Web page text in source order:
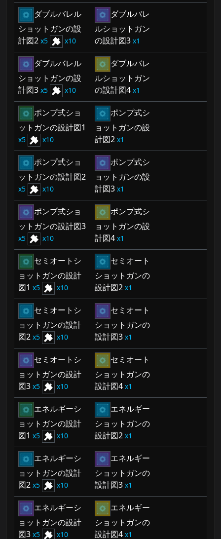
ダブルバレル
ショットガンの設
計図2 5 10
ダブルバレ
ルショットガン
の設計図3
1
ダブルバレル
ショットガンの設
計図3 5 10
ダブルバレ
ルショットガン
の設計図4
1
ポンプ式ショ
ットガンの設計図1
5 10
ポンプ式シ
ョットガンの設
計図2
1
ポンプ式ショ
ットガンの設計図2
5 10
ポンプ式シ
ョットガンの設
計図3
1
ポンプ式ショ
ットガンの設計図3
5 10
ポンプ式シ
ョットガンの設
計図4
1
セミオートシ
ョットガンの設計
図1
5 10
セミオート
ショットガンの
設計図2
1
セミオートシ
ョットガンの設計
図2 5 10
セミオート
ショットガンの
設計図3
1
セミオートシ
ョットガンの設計
図3 5 10
セミオート
ショットガンの
設計図4
1
エネルギーシ
ョットガンの設計
図1
5 10
エネルギー
ショットガンの
設計図2
1
エネルギーシ
ョットガンの設計
図2 5 10
エネルギー
ショットガンの
設計図3
1
エネルギーシ
ョットガンの設計
図3 5 10
エネルギー
ショットガンの
設計図4
1